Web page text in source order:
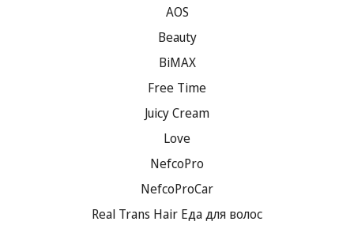
AOS
Beauty
BiMAX
Free Time
Juicy Cream
Love
NefcoPro
NefcoProCar
Real Trans Hair Еда для волос